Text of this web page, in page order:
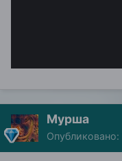
Мурша
Опубликовано: